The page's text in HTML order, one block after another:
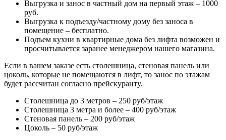
Выгрузка и занос в частный дом на первый этаж – 1000
руб.
Выгрузка к подъезду/частному дому без заноса в
помещение – бесплатно.
Подъем кухни в квартирные дома без лифта возможен и
просчитывается заранее менеджером нашего магазина.
Если в вашем заказе есть столешница, стеновая панель или
цоколь, которые не помещаются в лифт, то занос по этажам
будет рассчитан согласно прейскуранту.
Столешница до 3 метров – 250 руб/этаж
Столешница 3 метра и более – 400 руб/этаж
Стеновая панель – 200 руб/этаж
Цоколь – 50 руб/этаж